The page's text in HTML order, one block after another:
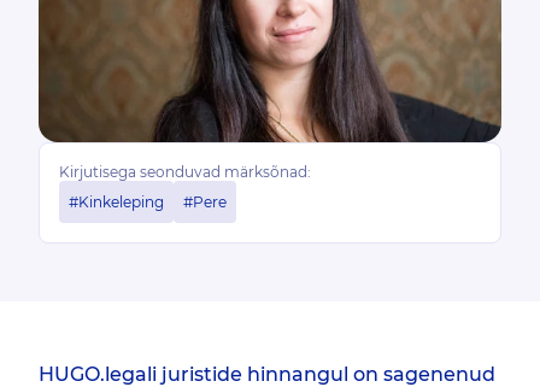
Kirjutisega seonduvad märksõnad:
#Kinkeleping
#Pere
HUGO.legali juristide hinnangul on sagenenud